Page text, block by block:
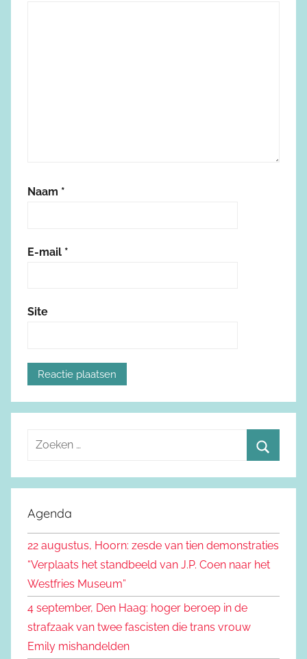
Naam *
E-mail *
Site
e
e
n
r
:
o
e
n
Agenda
22 augustus, Hoorn: zesde van tien demonstraties
“Verplaats het standbeeld van J.P. Coen naar het
Westfries Museum”
4 september, Den Haag: hoger beroep in de
strafzaak van twee fascisten die trans vrouw
Emily mishandelden